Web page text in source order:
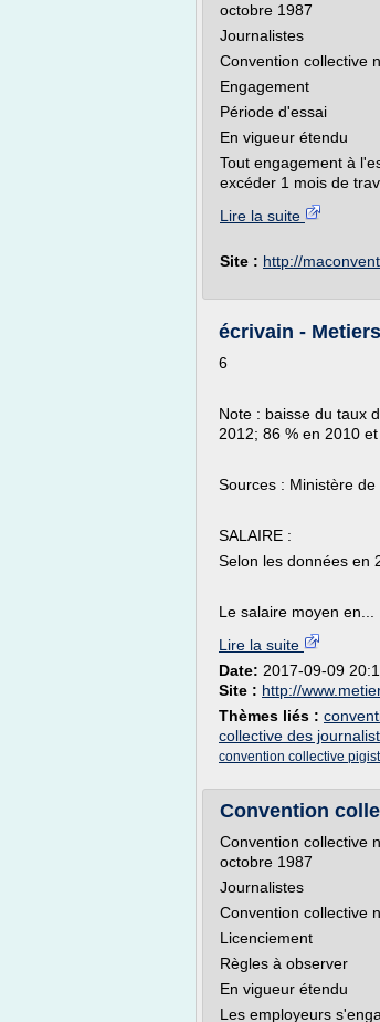
octobre 1987
Journalistes
Convention collective
Engagement
Période d'essai
En vigueur étendu
Tout engagement à
excéder 1 mois de
Lire la suite
Site : http://
écrivain -
6
Note : baisse du taux
2012; 86 % en 2010
Sources : Ministère
SALAIRE :
Selon les données en
Le salaire moyen en...
Lire la suite
Date: 2017-09-09
Site : http://
Thèmes liés :
collective des
convention collective
Convention
Convention collective
octobre 1987
Journalistes
Convention collective
Licenciement
Règles à observer
En vigueur étendu
Les employeurs